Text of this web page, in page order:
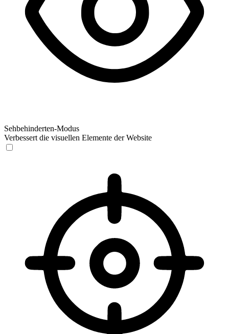
Sehbehinderten-Modus
Verbessert die visuellen Elemente der Website